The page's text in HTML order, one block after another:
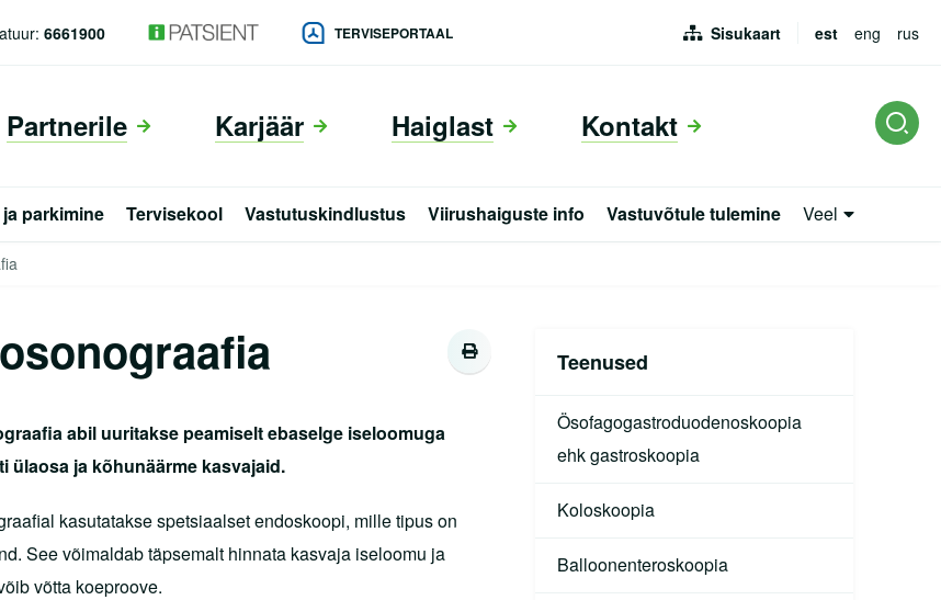
6661900 TERVISEPORTAAL Sisukaart est eng rus
Partnerile Karjäär Haiglast Kontakt
parkimine Tervisekool Vastutuskindlustus Viirushaiguste info Vastuvõtule tulemine Veel
abil uuritakse peamiselt ebaselge iseloomuga
ülaosa ja kõhunäärme kasvajaid.
kasutatakse spetsiaalset endoskoopi, mille tipus on
See võimaldab täpsemalt hinnata kasvaja iseloomu ja
võtta koeproove.
Teenused
Ösofagogastroduodenoskoopia
ehk gastroskoopia
Koloskoopia
Balloonenteroskoopia